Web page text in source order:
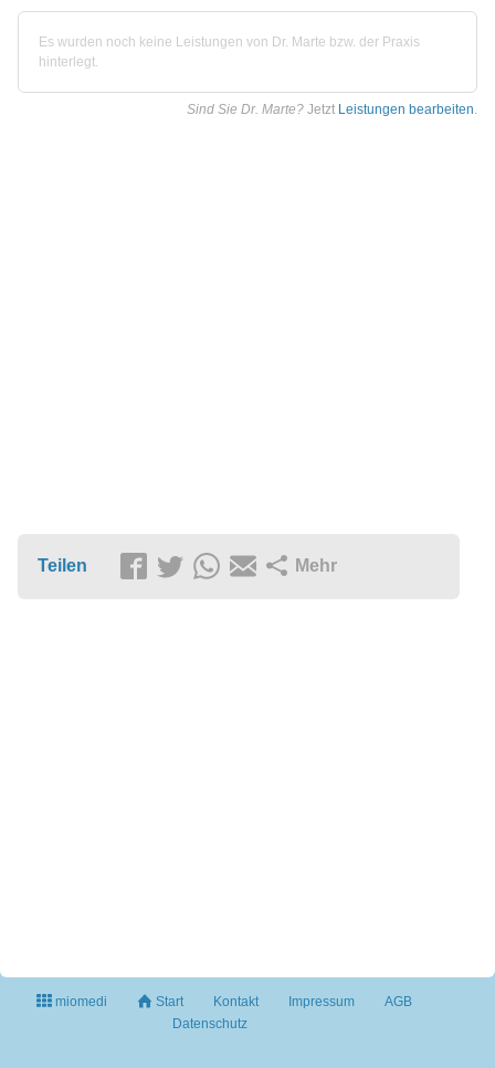
Es wurden noch keine Leistungen von Dr. Marte bzw. der Praxis
hinterlegt.
Sind Sie Dr. Marte? Jetzt Leistungen bearbeiten.
Teilen Mehr
miomedi Start Kontakt Impressum
AGB
Datenschutz